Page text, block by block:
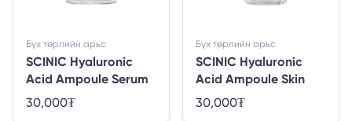
SCINIC Hyaluronic
Acid Ampoule Serum
Бүх төрлийн арьс
30,000₮
SCINIC Hyaluronic
Acid Ampoule Skin
Бүх төрлийн арьс
30,000₮